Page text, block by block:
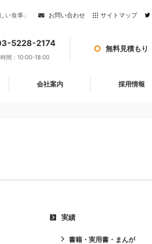
い食事」 お問い合わせ サイトマップ
5228-2174
間：10:00-18:00
無料見積もり
会社案内 採用情報
実績
書籍・実用書・まんが